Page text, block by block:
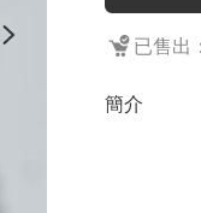
已售出
簡介